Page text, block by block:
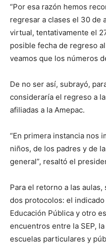
“Por esa razón hemos
regresar a clases el 30 de
virtual, tentativamente el
posible fecha de regreso
veamos que los números
De no ser así, subrayó,
consideraría el regreso a
afiliadas a la Amepac.
“En primera instancia nos
niños, de los padres y de
general”, resaltó el
Para el retorno a las
dos protocolos: el
Educación Pública y otro
encuentros entre la SEP,
escuelas particulares y